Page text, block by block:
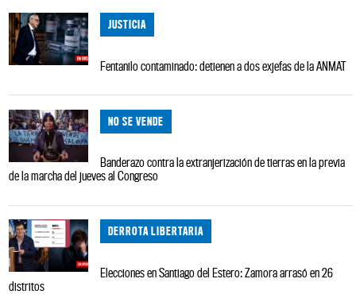
JUSTICIA
Fentanilo contaminado: detienen a dos exjefas de la ANMAT
NO SE VENDE
Banderazo contra la extranjerización de tierras en la previa
de la marcha del jueves al Congreso
DERROTA LIBERTARIA
Elecciones en Santiago del Estero: Zamora arrasó en 26
distritos